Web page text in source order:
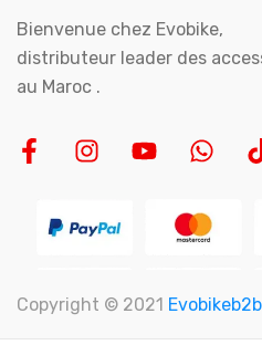
Bienvenue chez Evobike,
distributeur leader des
au Maroc .
Copyright © 2021 Evobikeb2b